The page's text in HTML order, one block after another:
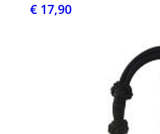
€ 17,90